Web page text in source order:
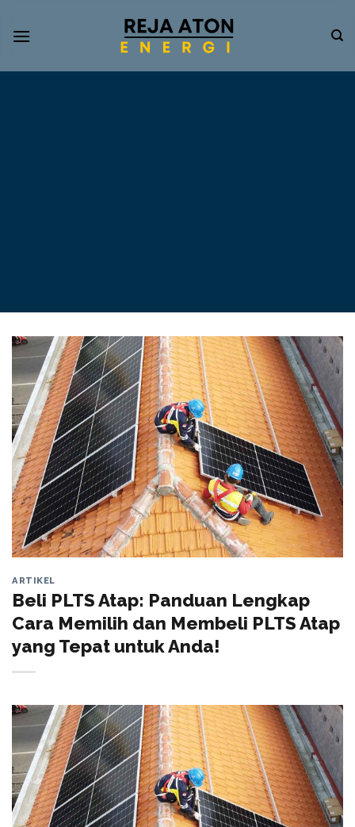
Informasi
ARTIKEL
Beli PLTS Atap: Panduan Lengkap
Cara Memilih dan Membeli PLTS Atap
yang Tepat untuk Anda!